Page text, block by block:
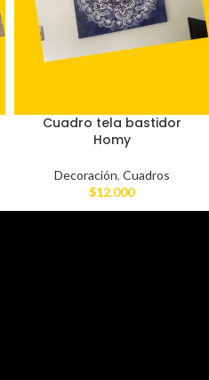
Cuadro tela bastidor
Homy
Decoración, Cuadros
$12.000